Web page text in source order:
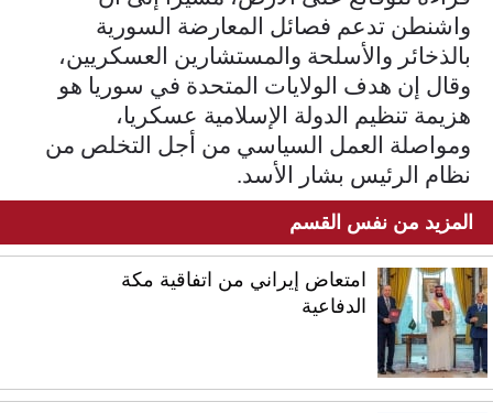
واشنطن تدعم فصائل المعارضة السورية
بالذخائر والأسلحة والمستشارين العسكريين،
وقال إن هدف الولايات المتحدة في سوريا هو
هزيمة تنظيم الدولة الإسلامية عسكريا،
ومواصلة العمل السياسي من أجل التخلص من
نظام الرئيس بشار الأسد.
المزيد من نفس القسم
امتعاض إيراني من اتفاقية مكة
الدفاعية